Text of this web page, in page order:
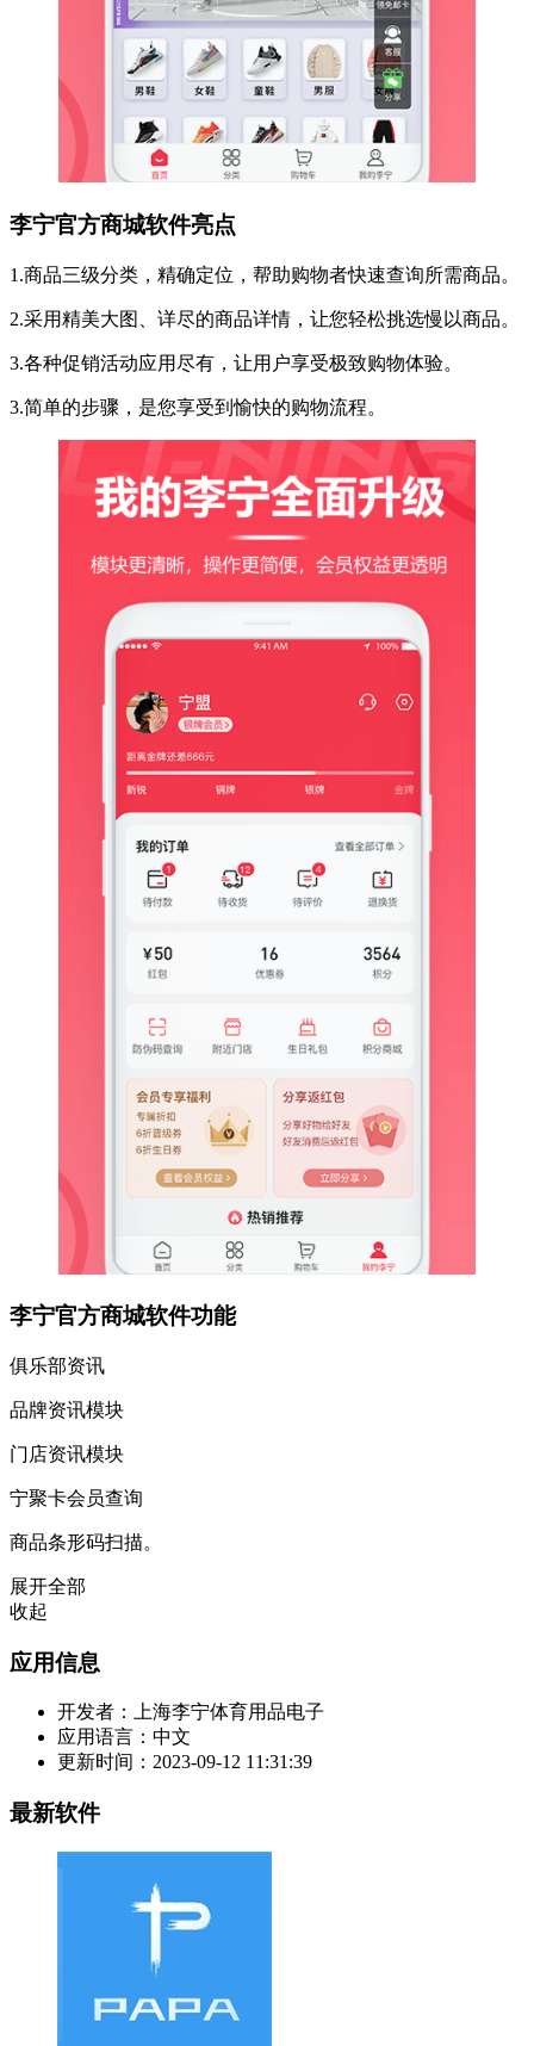
李宁官方商城软件亮点
1.商品三级分类，精确定位，帮助购物者快速查询所需商品。
2.采用精美大图、详尽的商品详情，让您轻松挑选慢以商品。
3.各种促销活动应用尽有，让用户享受极致购物体验。
3.简单的步骤，是您享受到愉快的购物流程。
李宁官方商城软件功能
俱乐部资讯
品牌资讯模块
门店资讯模块
宁聚卡会员查询
商品条形码扫描。
展开全部
收起
应用信息
开发者： 上海李宁体育用品电子
应用语言： 中文
更新时间： 2023-09-12 11:31:39
最新软件